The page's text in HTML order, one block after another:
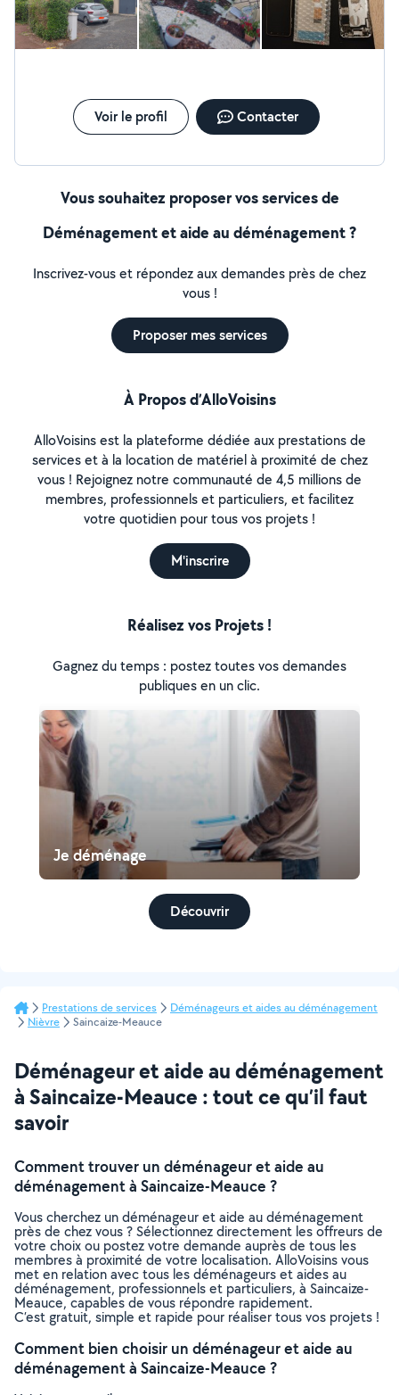
Voir le profil Contacter
Vous souhaitez proposer vos services de
Déménagement et aide au déménagement ?
Inscrivez-vous et répondez aux demandes près de chez
vous !
Proposer mes services
À Propos d’AlloVoisins
AlloVoisins est la plateforme dédiée aux prestations de
services et à la location de matériel à proximité de chez
vous ! Rejoignez notre communauté de 4,5 millions de
membres, professionnels et particuliers, et facilitez
votre quotidien pour tous vos projets !
M'inscrire
Réalisez vos Projets !
Gagnez du temps : postez toutes vos demandes
publiques en un clic.
Je déménage
Découvrir
Prestations de services
Déménageurs et aides au déménagement
Nièvre
Saincaize-Meauce
Déménageur et aide au déménagement
à Saincaize-Meauce : tout ce qu’il faut
savoir
Comment trouver un déménageur et aide au
déménagement à Saincaize-Meauce ?
Vous cherchez un déménageur et aide au déménagement
près de chez vous ? Sélectionnez directement les offreurs de
votre choix ou postez votre demande auprès de tous les
membres à proximité de votre localisation. AlloVoisins vous
met en relation avec tous les déménageurs et aides au
déménagement, professionnels et particuliers, à Saincaize-
Meauce, capables de vous répondre rapidement.
C’est gratuit, simple et rapide pour réaliser tous vos projets !
Comment bien choisir un déménageur et aide au
déménagement à Saincaize-Meauce ?